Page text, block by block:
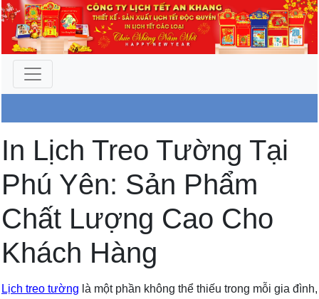
Công Ty An Khang
In Lịch Treo Tường Tại
Phú Yên: Sản Phẩm
Chất Lượng Cao Cho
Khách Hàng
Lịch treo tường là một phần không thể thiếu trong mỗi gia đình,